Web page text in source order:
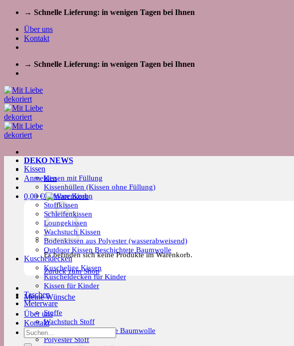
Zum
springen
→ Schnelle Lieferung: in wenigen Tagen bei Ihnen
Über uns
Kontakt
→ Schnelle Lieferung: in wenigen Tagen bei Ihnen
Kissen
Kissen mit Füllung
Kissenhüllen (Kissen ohne Füllung)
Outdoor Kissen
Stoffkissen
Schleifenkissen
Loungekissen
Wachstuch Kissen
Bodenkissen aus Polyester (wasserabweisend)
Outdoor Kissen Beschichtete Baumwolle
Kuscheldecken
Kuschelige Kissen
Kuscheldecken für Kinder
Kissen für Kinder
Taschen
Meterware
Stoffe
Wachstuch Stoff
Meterware Beschichtete Baumwolle
Polyester Stoff
DEKO NEWS
Anmelden
0,00€
Es befinden sich keine Produkte im Warenkorb.
Zurück zum Shop
Meine Wünsche
Über uns
Kontakt
Suchen
nach: